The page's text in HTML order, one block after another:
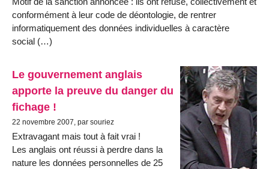
conformément à leur code de déontologie, de rentrer
informatiquement des données individuelles à caractère
social (…)
Le gouvernement anglais
apporte la preuve du danger du
fichage !
22 novembre 2007, par souriez
Extravagant mais tout à fait vrai !
Les anglais ont réussi à perdre dans la
nature les données personnelles de 25